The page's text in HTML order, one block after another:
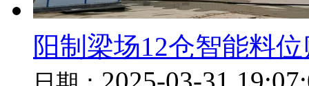
阳制梁场12仓智能料